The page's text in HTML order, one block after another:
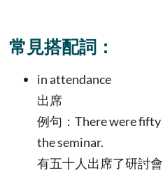
常見搭配詞：
in attendance
出席
例句：There were
the seminar.
有五十人出席了研討會